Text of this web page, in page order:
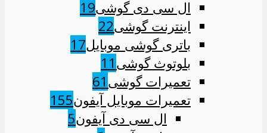
ال سی دی گوشی19
اینترنت گوشی22
باتری گوشی موبایل17
بلوتوث گوشی11
تعمیرات گوشی61
تعمیرات موبایل آیفون155
ال سی دی آیفون5